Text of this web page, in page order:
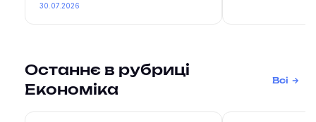
30.07.2026
Останнє в рубриці
Економіка
Всі